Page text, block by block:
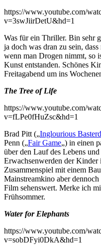
https://www.youtube.com/
v=3swJiirDetU&hd=1
Was für ein Thriller. Bin sehr
ja doch was dran zu sein,
wenn man Drogen nimmt, so
Kunst entstanden. Schönes
Freitagabend um ins
The Tree of Life
https://www.youtube.com/
v=fLPe0fHuZsc&hd=1
Brad Pitt („Inglourious
Penn („Fair Game„) in einen
über den Lauf des Lebens und
Erwachsenwerden der Kinder
Zusammenspiel mit einem
Mainstreamkino aber
Film sehenswert. Merke ich
Frühsommer.
Water for Elephants
https://www.youtube.com/
v=sobDFyi0DkA&hd=1